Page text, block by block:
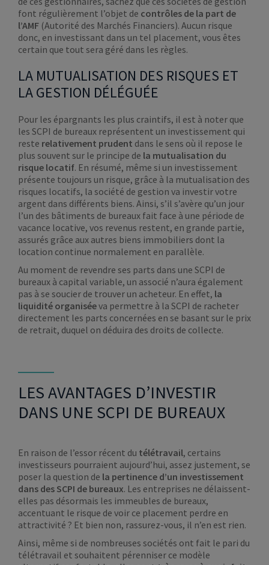
font régulièrement l’objet de contrôles de la part de
l’AMF (Autorité des Marchés Financiers). Aucun risque
donc, en investissant dans un tel placement, vous êtes
certain que tout sera géré dans les règles.
LA MUTUALISATION DES RISQUES ET
LA GESTION DÉLÉGUÉE
Pour les épargnants les plus craintifs, il est à noter que
les SCPI de bureaux représentent un investissement qui
reste relativement prudent dans le sens où il repose le
plus souvent sur le principe de la mutualisation du
risque locatif. En résumé, même si un investissement
présente toujours un risque, grâce à la mutualisation des
risques locatifs, la société de gestion va investir votre
argent dans différents biens. Ainsi, s’il s’avère qu’un jour
l’un des bâtiments de bureaux fait face à une période de
vacance locative, vos revenus restent, en grande partie,
assurés grâce aux autres biens immobiliers dont la
location continue normalement en parallèle.
Au moment de revendre ses parts dans une SCPI de
bureaux à capital variable, un associé n’aura également
pas à se soucier de trouver un acheteur. En effet, la
liquidité organiséeva permettre à la SCPI de racheter
directement les parts concernées en se basant sur le prix
de retrait, duquel on déduira des droits de collecte.
LES AVANTAGES D’INVESTIR
DANS UNE SCPI DE BUREAUX
En raison de l’essor récent du télétravail, certains
investisseurs pourraient aujourd’hui, assez justement, se
poser la question de la pertinence d’un investissement
dans des SCPI de bureaux. Les entreprises ne délaissent-
elles pas désormais les immeubles de bureaux,
accentuant le risque de voir ce placement perdre en
attractivité ? Et bien non, rassurez-vous, il n’en est rien.
Ainsi, même si de nombreuses sociétés ont fait le pari du
télétravail et souhaitent pérenniser ce modèle